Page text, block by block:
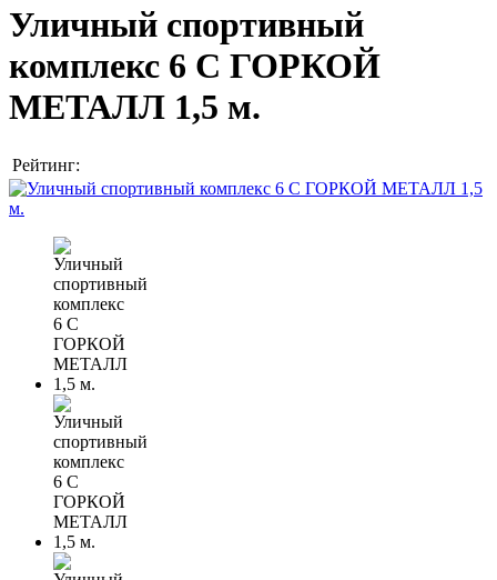
Уличный спортивный
комплекс 6 С ГОРКОЙ
МЕТАЛЛ 1,5 м.
Рейтинг: